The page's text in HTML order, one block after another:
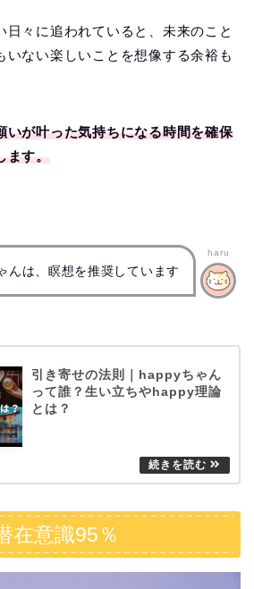
日々に追われていると、未来のこと
いない楽しいことを想像する余裕も
いが叶った気持ちになる時間を確保
ます。
んは、瞑想を推奨しています
haru
引き寄せの法則｜happyちゃん
って誰？生い立ちやhappy理論
とは？
在意識95％